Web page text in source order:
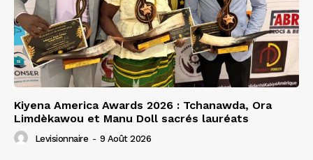
Kiyena America Awards 2026 : Tchanawda, Ora
Limdèkawou et Manu Doll sacrés lauréats
Levisionnaire - 9 Août 2026